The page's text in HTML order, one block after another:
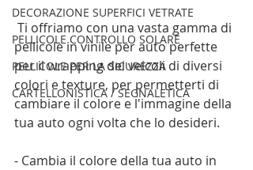
DECORAZIONE SUPERFICI VETRATE
PELLICOLE CONTROLLO SOLARE
PELLICOLE PER LA SICUREZZA
CARTELLONISTICA / SEGNALETICA
pellicole in vinile per auto perfette
per il wrapping dei veicoli di diversi
colori e texture, per permetterti di
cambiare il colore e l'immagine della
tua auto ogni volta che lo desideri.
- Cambia il colore della tua auto in